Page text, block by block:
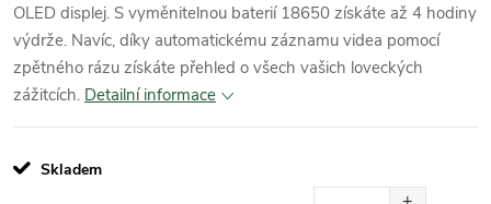
OLED displej. S vyměnitelnou baterií 18650 získáte až 4 hodiny
výdrže. Navíc, díky automatickému záznamu videa pomocí
zpětného rázu získáte přehled o všech vašich loveckých
zážitcích. Detailní informace
Skladem